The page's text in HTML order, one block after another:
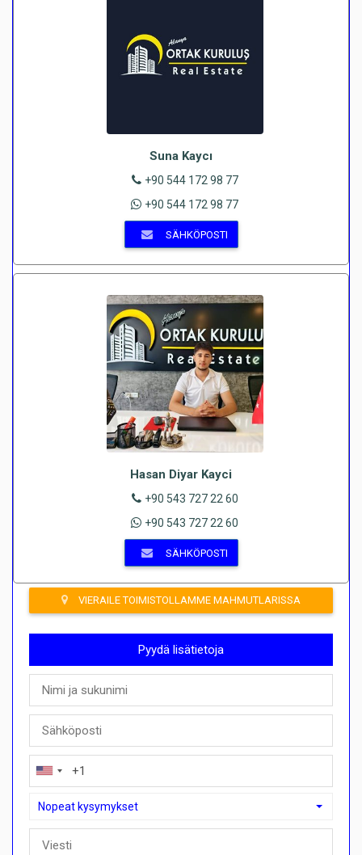
Suna Kaycı
+90 544 172 98 77
+90 544 172 98 77
SÄHKÖPOSTI
Hasan Diyar Kayci
+90 543 727 22 60
+90 543 727 22 60
SÄHKÖPOSTI
VIERAILE TOIMISTOLLAMME MAHMUTLARISSA
Pyydä lisätietoja
Nopeat kysymykset
Nopeat kysymykset